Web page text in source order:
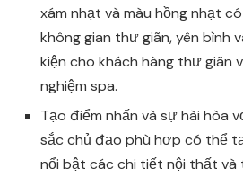
xám nhạt và màu hồng nhạt
không gian thư giãn, yên bình
kiện cho khách hàng thư giãn
nghiệm spa.
Tạo điểm nhấn và sự hài hòa
sắc chủ đạo phù hợp có thể
nổi bật các chi tiết nội thất và